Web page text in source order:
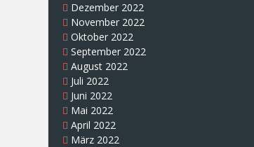
Dezember 2022
November 2022
Oktober 2022
September 2022
August 2022
Juli 2022
Juni 2022
Mai 2022
April 2022
März 2022